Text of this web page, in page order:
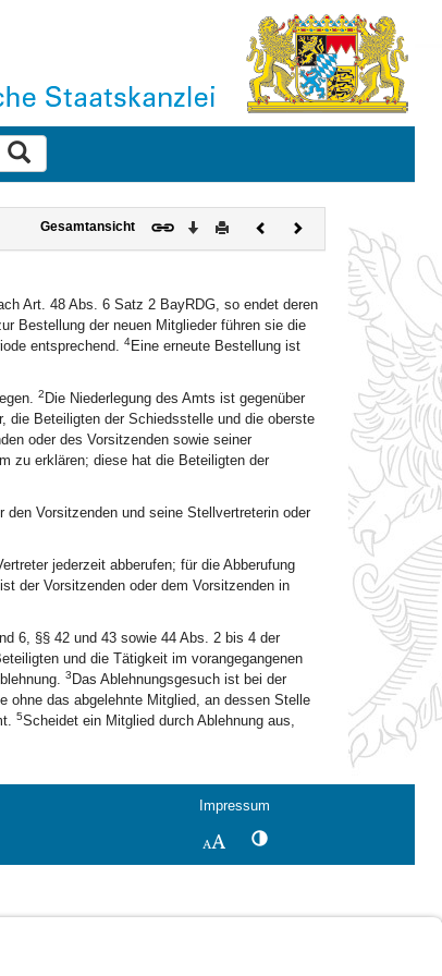
zurücksetzen
Gesamtansicht Download
DruckenVorherigesNächstes
Dokument
Art. 48 Abs. 6 Satz 2 BayRDG, so endet deren
Bestellung der neuen Mitglieder führen sie die
entsprechend. 4Eine erneute Bestellung ist
2 Die Niederlegung des Amts ist gegenüber
die Beteiligten der Schiedsstelle und die oberste
oder des Vorsitzenden sowie seiner
zu erklären; diese hat die Beteiligten der
Vorsitzenden und seine Stellvertreterin oder
jederzeit abberufen; für die Abberufung
der Vorsitzenden oder dem Vorsitzenden in
6, §§ 42 und 43 sowie 44 Abs. 2 bis 4 der
und die Tätigkeit im vorangegangenen
3 Das Ablehnungsgesuch ist bei der
ohne das abgelehnte Mitglied, an dessen Stelle
5Scheidet ein Mitglied durch Ablehnung aus,
Impressum
SchriftgrößeKontrastwechsel